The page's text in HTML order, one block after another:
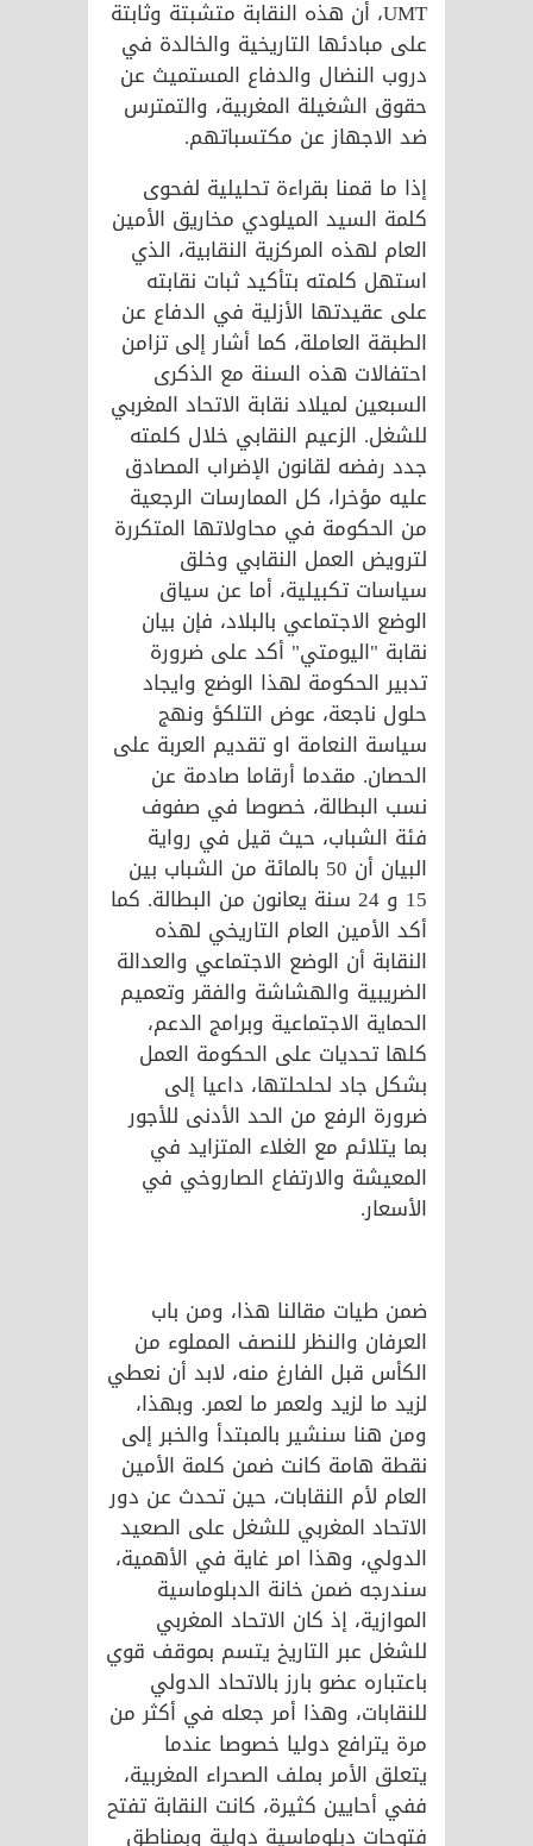
UMT، أن هذه النقابة متشبتة وثابتة
على مبادئها التاريخية والخالدة في
دروب النضال والدفاع المستميث عن
حقوق الشغيلة المغربية، والتمترس
ضد الاجهاز عن مكتسباتهم.
إذا ما قمنا بقراءة تحليلية لفحوى
كلمة السيد الميلودي مخاريق الأمين
العام لهذه المركزية النقابية، الذي
استهل كلمته بتأكيد ثبات نقابته
على عقيدتها الأزلية في الدفاع عن
الطبقة العاملة، كما أشار إلى تزامن
احتفالات هذه السنة مع الذكرى
السبعين لميلاد نقابة الاتحاد المغربي
للشغل. الزعيم النقابي خلال كلمته
جدد رفضه لقانون الإضراب المصادق
عليه مؤخرا، كل الممارسات الرجعية
من الحكومة في محاولاتها المتكررة
لترويض العمل النقابي وخلق
سياسات تكبيلية، أما عن سياق
الوضع الاجتماعي بالبلاد، فإن بيان
نقابة "اليومتي" أكد على ضرورة
تدبير الحكومة لهذا الوضع وايجاد
حلول ناجعة، عوض التلكؤ ونهج
سياسة النعامة او تقديم العربة على
الحصان. مقدما أرقاما صادمة عن
نسب البطالة، خصوصا في صفوف
فئة الشباب، حيث قيل في رواية
البيان أن 50 بالمائة من الشباب بين
15 و 24 سنة يعانون من البطالة. كما
أكد الأمين العام التاريخي لهذه
النقابة أن الوضع الاجتماعي والعدالة
الضريبية والهشاشة والفقر وتعميم
الحماية الاجتماعية وبرامج الدعم،
كلها تحديات على الحكومة العمل
بشكل جاد لحلحلتها، داعيا إلى
ضرورة الرفع من الحد الأدنى للأجور
بما يتلائم مع الغلاء المتزايد في
المعيشة والارتفاع الصاروخي في
الأسعار.
ضمن طيات مقالنا هذا، ومن باب
العرفان والنظر للنصف المملوء من
الكأس قبل الفارغ منه، لابد أن نعطي
لزيد ما لزيد ولعمر ما لعمر. وبهذا،
ومن هنا سنشير بالمبتدأ والخبر إلى
نقطة هامة كانت ضمن كلمة الأمين
العام لأم النقابات، حين تحدث عن دور
الاتحاد المغربي للشغل على الصعيد
الدولي، وهذا امر غاية في الأهمية،
سندرجه ضمن خانة الدبلوماسية
الموازية، إذ كان الاتحاد المغربي
للشغل عبر التاريخ يتسم بموقف قوي
باعتباره عضو بارز بالاتحاد الدولي
للنقابات، وهذا أمر جعله في أكثر من
مرة يترافع دوليا خصوصا عندما
يتعلق الأمر بملف الصحراء المغربية،
ففي أحايين كثيرة، كانت النقابة تفتح
فتوحات دبلوماسية دولية وبمناطق